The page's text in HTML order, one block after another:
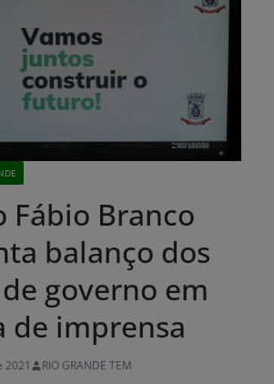
Fábio Branco
balanço dos
governo em
de imprensa
2021 RIO GRANDE TEM